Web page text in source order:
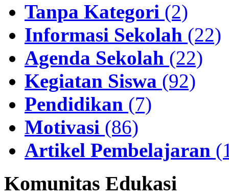
Tanpa Kategori (2)
Informasi Sekolah (22)
Agenda Sekolah (22)
Kegiatan Siswa (92)
Pendidikan (7)
Motivasi (86)
Artikel Pembelajaran
Komunitas Edukasi